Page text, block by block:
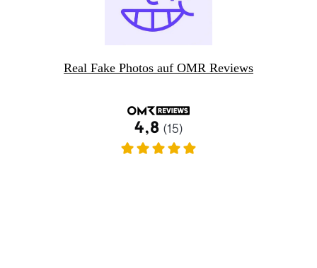
Real Fake Photos auf OMR Reviews